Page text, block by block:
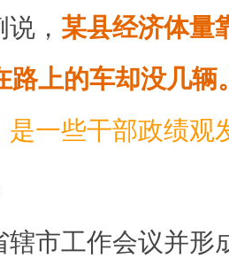
， 某县经济体量
路上的车却没几辆
是一些干部政绩观
辖市工作会议并形